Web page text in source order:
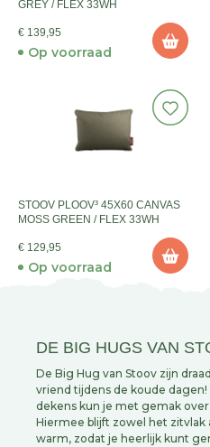
GREY / FLEX 33WH
€ 139,95
Op voorraad
STOOV PLOOV³ 45X60 CANVAS
MOSS GREEN / FLEX 33WH
€ 129,95
Op voorraad
DE BIG HUGS VAN
De Big Hug van Stoov zijn
vriend tijdens de koude
dekens kun je met gemak
Hiermee blijft zowel het
warm, zodat je heerlijk kunt